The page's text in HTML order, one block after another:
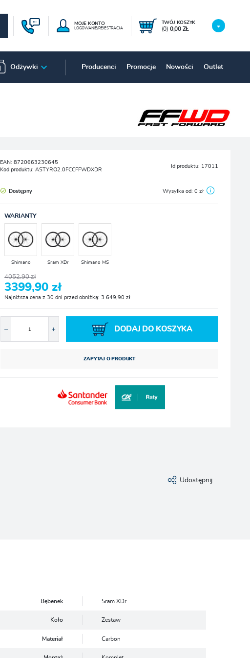
MOJE KONTO
LOGOWANIE/REJESTRACJA
TWÓJ KOSZYK
(0) 0,00 ZŁ
Odżywki Producenci Promocje Nowości Outlet
EAN:8720663230645
Kod produktu:ASTYRO2.0FCCFFWDXDR
Id produktu: 17011
Dostępny Wysyłka od: 0 zł
WARIANTY
Shimano Sram XDr Shimano MS
4052,90 zł
3399,90 zł
Najniższa cena z 30 dni przed obniżką: 3 649,90 zł
DODAJ DO KOSZYKA
ZAPYTAJ O PRODUKT
Udostępnij
Bębenek Sram XDr
Koło Zestaw
Materiał Carbon